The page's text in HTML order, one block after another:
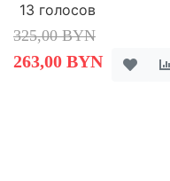
13 голосов
325,00 BYN
263,00 BYN